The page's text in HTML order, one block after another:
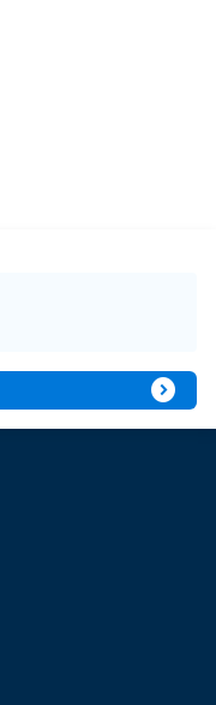
expand_circle_right